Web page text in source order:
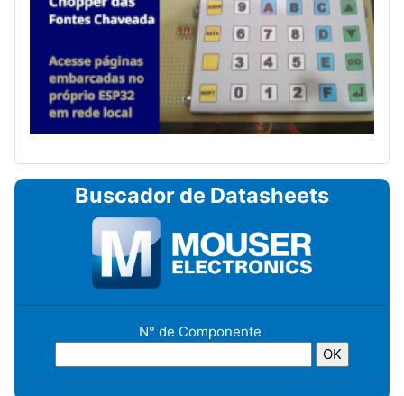
Buscador de Datasheets
N° de Componente